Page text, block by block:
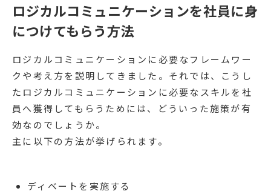
ロジカルコミュニケーションを社員に身
につけてもらう方法
ロジカルコミュニケーションに必要なフレームワー
クや考え方を説明してきました。それでは、こうし
たロジカルコミュニケーションに必要なスキルを社
員へ獲得してもらうためには、どういった施策が有
効なのでしょうか。
主に以下の方法が挙げられます。
ディベートを実施する